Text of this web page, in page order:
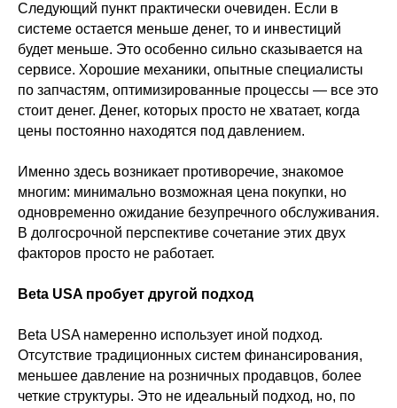
Следующий пункт практически очевиден. Если в
системе остается меньше денег, то и инвестиций
будет меньше. Это особенно сильно сказывается на
сервисе. Хорошие механики, опытные специалисты
по запчастям, оптимизированные процессы — все это
стоит денег. Денег, которых просто не хватает, когда
цены постоянно находятся под давлением.
Именно здесь возникает противоречие, знакомое
многим: минимально возможная цена покупки, но
одновременно ожидание безупречного обслуживания.
В долгосрочной перспективе сочетание этих двух
факторов просто не работает.
Beta USA пробует другой подход
Beta USA намеренно использует иной подход.
Отсутствие традиционных систем финансирования,
меньшее давление на розничных продавцов, более
четкие структуры. Это не идеальный подход, но, по